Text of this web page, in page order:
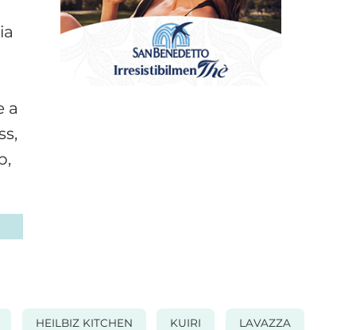
a
HEILBIZ KITCHEN KUIRI LAVAZZA